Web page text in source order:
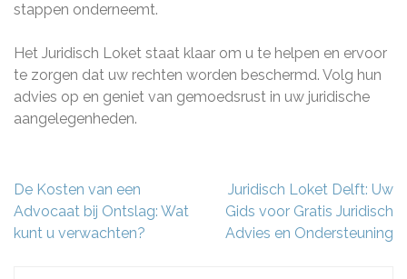
stappen onderneemt.
Het Juridisch Loket staat klaar om u te helpen en ervoor
te zorgen dat uw rechten worden beschermd. Volg hun
advies op en geniet van gemoedsrust in uw juridische
aangelegenheden.
Berichtnavigatie
De Kosten van een
Advocaat bij Ontslag: Wat
kunt u verwachten?
Juridisch Loket Delft: Uw
Gids voor Gratis Juridisch
Advies en Ondersteuning